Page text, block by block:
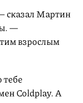
сказал Мартин
—
взрослым
Coldplay. А